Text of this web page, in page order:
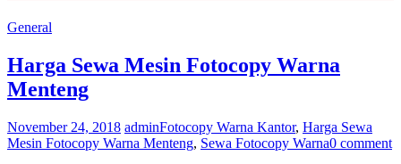
General
Harga Sewa Mesin Fotocopy Warna
Menteng
November 24, 2018 adminFotocopy Warna Kantor, Harga Sewa
Mesin Fotocopy Warna Menteng, Sewa Fotocopy Warna0 comment